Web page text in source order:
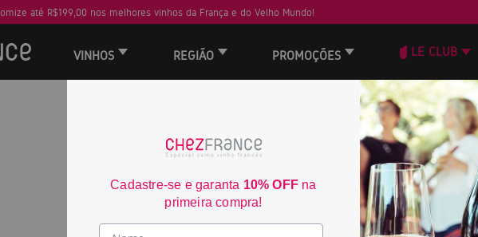
até R$199,00 nos melhores vinhos da França e do Velho Mundo!
VINHOS REGIÃO PROMOÇÕES LE CLUB
Cadastre-se e garanta 10% OFF na
primeira compra!